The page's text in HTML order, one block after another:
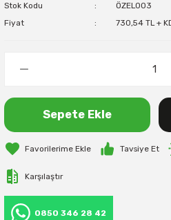
Stok Kodu
ÖZEL003
Fiyat
730,54 TL +
Sepete Ekle
Tavsiye Et
Karşılaştır
0850 346 28 42